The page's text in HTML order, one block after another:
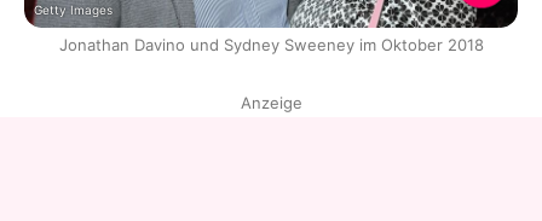
Getty Images
Jonathan Davino und Sydney Sweeney im Oktober 2018
Anzeige